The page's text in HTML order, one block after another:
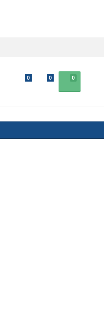
0
0 0